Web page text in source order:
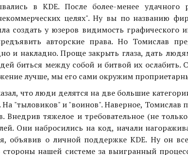
в KDE. После более-менее удачного
целях". Ну вы по названию
создать у юзеров видимость графического
авторские права. Но Томислав
и накладно. Проще закрыть глаза, дать
биться между собой и битвой их
лучше, мы его сами окружим
что люди делятся на две большие
На "тыловиков" и "воинов". Наверное,
Внедрив тяжелое и требовательное (не
Они набросились на код, начали
объявив о личной поддержке KDE. Ну он
стороны нашей системе за выигранный